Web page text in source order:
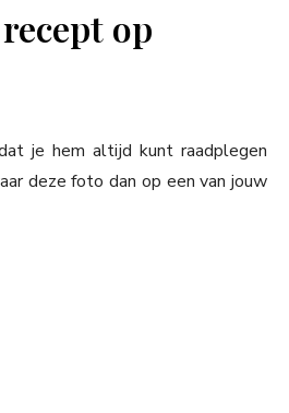
op
je hem altijd kunt raadplegen
deze foto dan op een van jouw